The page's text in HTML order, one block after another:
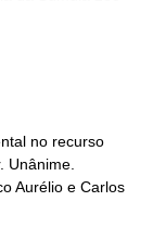
no recurso
Unânime.
Aurélio e Carlos